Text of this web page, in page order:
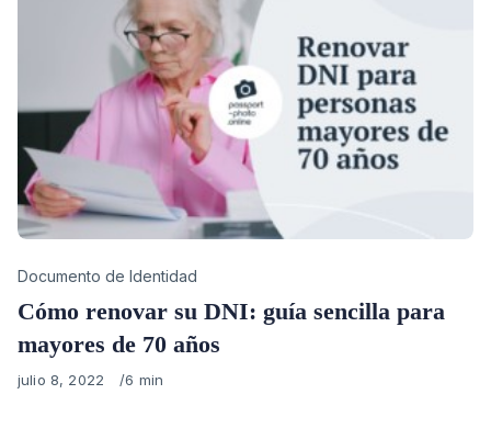
Category
Documento de Identidad
Cómo renovar su DNI: guía sencilla para
mayores de 70 años
Published
julio 8, 2022 6 min